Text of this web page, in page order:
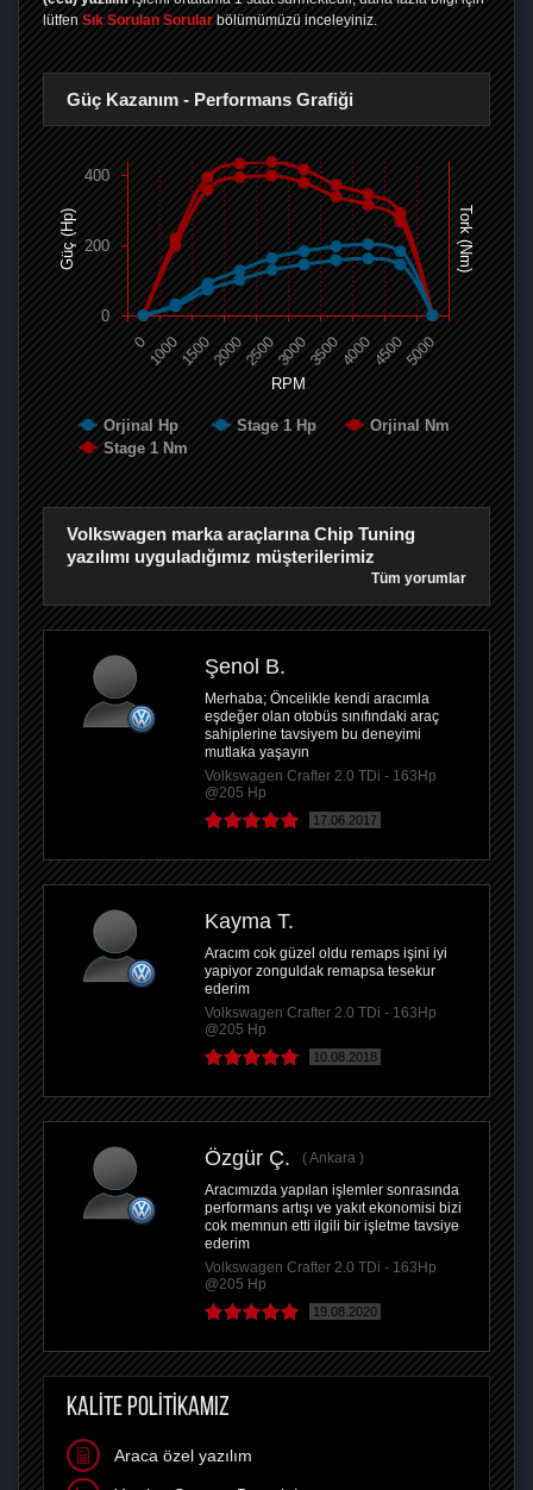
lütfen Sık Sorulan Sorular bölümümüzü inceleyiniz.
Güç Kazanım - Performans Grafiği
RPM
Güç (Hp) Tork (Nm)
Orjinal Hp Stage 1 Hp
Orjinal Nm
Stage 1 Nm
0 100015002000250030003500400045005000
0
200
400
Volkswagen marka araçlarına Chip Tuning
yazılımı uyguladığımız müşterilerimiz
Tüm yorumlar
Şenol B.
Merhaba; Öncelikle kendi aracımla
eşdeğer olan otobüs sınıfındaki araç
sahiplerine tavsiyem bu deneyimi
mutlaka yaşayın
Volkswagen Crafter 2.0 TDi - 163Hp
@205 Hp
17.06.2017
Kayma T.
Aracım cok güzel oldu remaps işini iyi
yapiyor zonguldak remapsa tesekur
ederim
Volkswagen Crafter 2.0 TDi - 163Hp
@205 Hp
10.08.2018
Özgür Ç.
Ankara
Aracımızda yapılan işlemler sonrasında
performans artışı ve yakıt ekonomisi bizi
cok memnun etti ilgili bir işletme tavsiye
ederim
Volkswagen Crafter 2.0 TDi - 163Hp
@205 Hp
19.08.2020
KALİTE POLİTİKAMIZ
Araca özel yazılım